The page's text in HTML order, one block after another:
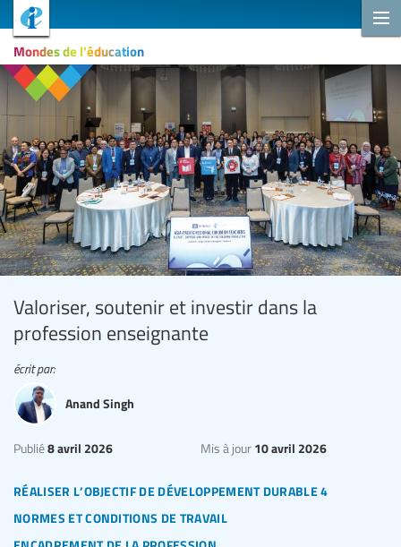
Mondes de l'éducation
Valoriser, soutenir et investir dans la
profession enseignante
réaliser l’objectif de développement durable 4
normes et conditions de travail
Publié8 avril 2026 Mis à jour 10 avril 2026
écrit par:
Anand Singh